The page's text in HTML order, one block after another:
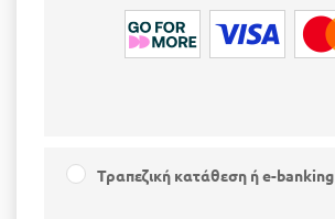
Τραπεζική κατάθεση ή e-banking